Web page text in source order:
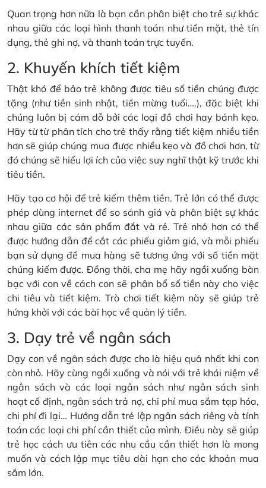
Quan trọng hơn nữa là bạn cần phân biệt cho trẻ sự khác
nhau giữa các loại hình thanh toán như tiền mặt, thẻ tín
dụng, thẻ ghi nợ, và thanh toán trực tuyến.
2. Khuyến khích tiết kiệm
Thật khó để bảo trẻ không được tiêu số tiền chúng được
tặng (như tiền sinh nhật, tiền mừng tuổi….), đặc biệt khi
chúng luôn bị cám dỗ bởi các loại đồ chơi hay bánh kẹo.
Hãy từ từ phân tích cho trẻ thấy rằng tiết kiệm nhiều tiền
hơn sẽ giúp chúng mua được nhiều kẹo và đồ chơi hơn, từ
đó chúng sẽ hiểu lợi ích của việc suy nghĩ thật kỹ trước khi
tiêu tiền.
Hãy tạo cơ hội để trẻ kiếm thêm tiền. Trẻ lớn có thể được
phép dùng internet để so sánh giá và phân biệt sự khác
nhau giữa các sản phẩm đắt và rẻ. Trẻ nhỏ hơn có thể
được hướng dẫn để cắt các phiếu giảm giá, và mỗi phiếu
bạn sử dụng để mua hàng sẽ tương ứng với số tiền mặt
chúng kiếm được. Đồng thời, cha mẹ hãy ngồi xuống bàn
bạc với con về cách con sẽ phân bổ số tiền này cho việc
chi tiêu và tiết kiệm. Trò chơi tiết kiệm này sẽ giúp trẻ
hứng khởi với các bài học về quản lý tiền.
3. Dạy trẻ về ngân sách
Dạy con về ngân sách được cho là hiệu quả nhất khi con
còn nhỏ. Hãy cùng ngồi xuống và nói với trẻ khái niệm về
ngân sách và các loại ngân sách như ngân sách sinh
hoạt cố định, ngân sách trả nợ, chi phí mua sắm tạp hóa,
chi phí đi lại… Hướng dẫn trẻ lập ngân sách riêng và tính
toán các loại chi phí cần thiết của mình. Điều này sẽ giúp
trẻ học cách ưu tiên các nhu cầu cần thiết hơn là mong
muốn và cách lập mục tiêu dài hạn cho các khoản mua
sắm lớn.